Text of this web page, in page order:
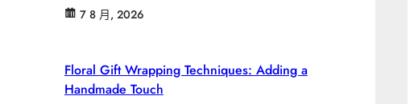
7 8 月, 2026
Floral Gift Wrapping Techniques: Adding a
Handmade Touch